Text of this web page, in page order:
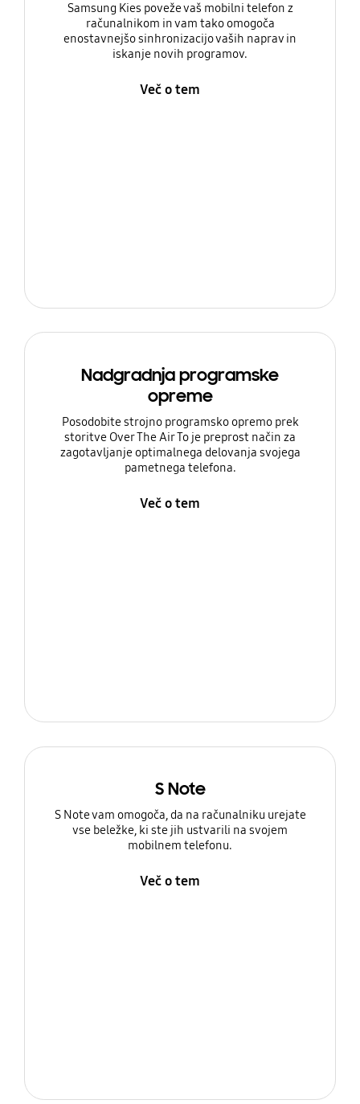
Samsung Kies poveže vaš mobilni telefon z
računalnikom in vam tako omogoča
enostavnejšo sinhronizacijo vaših naprav in
iskanje novih programov.
Več o tem
Nadgradnja programske
opreme
Posodobite strojno programsko opremo prek
storitve Over The Air To je preprost način za
zagotavljanje optimalnega delovanja svojega
pametnega telefona.
Več o tem
S Note
S Note vam omogoča, da na računalniku urejate
vse beležke, ki ste jih ustvarili na svojem
mobilnem telefonu.
Več o tem